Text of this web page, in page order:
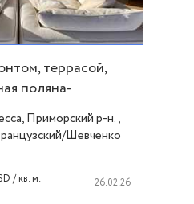
террасой,
поляна-
52301Приморский р-н.,
Шевченко
/ кв. м. 26.02.26